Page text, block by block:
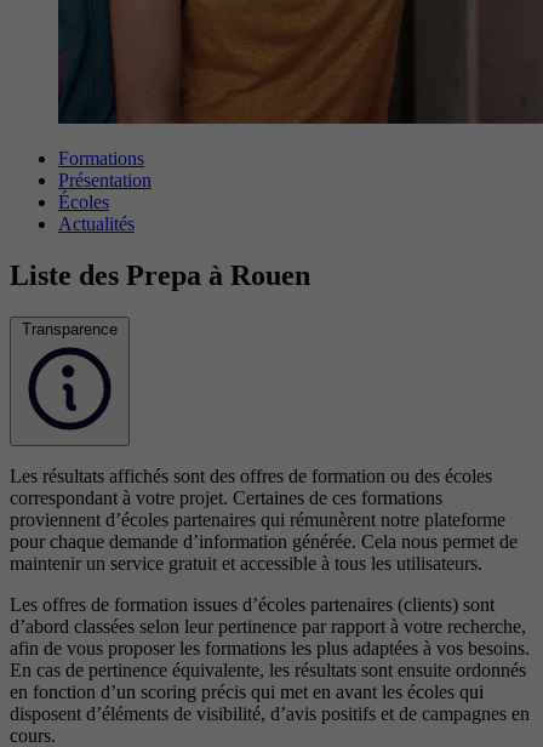
Formations
Présentation
Écoles
Actualités
Liste des Prepa à Rouen
Transparence
Les résultats affichés sont des offres de formation ou des écoles
correspondant à votre projet. Certaines de ces formations
proviennent d’écoles partenaires qui rémunèrent notre plateforme
pour chaque demande d’information générée. Cela nous permet de
maintenir un service gratuit et accessible à tous les utilisateurs.
Les offres de formation issues d’écoles partenaires (clients) sont
d’abord classées selon leur pertinence par rapport à votre recherche,
afin de vous proposer les formations les plus adaptées à vos besoins.
En cas de pertinence équivalente, les résultats sont ensuite ordonnés
en fonction d’un scoring précis qui met en avant les écoles qui
disposent d’éléments de visibilité, d’avis positifs et de campagnes en
cours.